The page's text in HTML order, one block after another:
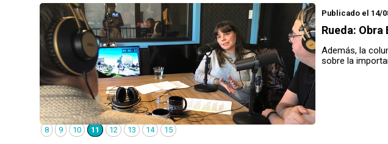
Publicado el 14/
Rueda: Obra
Además, la
sobre la
8 9 10 11 12 13 14 15